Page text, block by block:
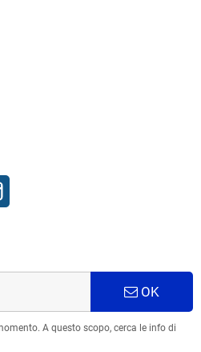
OK
A questo scopo, cerca le info di